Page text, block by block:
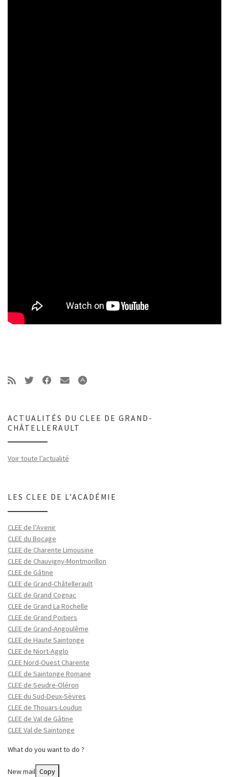
ACTUALITÉS DU CLEE DE GRAND-
CHÂTELLERAULT
Voir toute l’actualité
LES CLEE DE L’ACADÉMIE
CLEE de l’Avenir
CLEE du Bocage
CLEE de Charente Limousine
CLEE de Chauvigny-Montmorillon
CLEE de Gâtine
CLEE de Grand-Châtellerault
CLEE de Grand Cognac
CLEE de Grand La Rochelle
CLEE de Grand Poitiers
CLEE de Grand-Angoulême
CLEE de Haute Saintonge
CLEE de Niort-Agglo
CLEE Nord-Ouest Charente
CLEE de Saintonge Romane
CLEE de Seudre-Oléron
CLEE du Sud-Deux-Sèvres
CLEE de Thouars-Loudun
CLEE de Val de Gâtine
CLEE Val de Saintonge
What do you want to do ?
New mail Copy